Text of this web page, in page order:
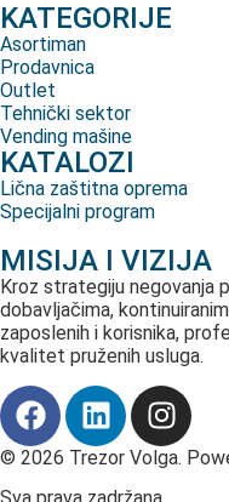
KATEGORIJE
Asortiman
Prodavnica
Outlet
Tehnički sektor
Vending mašine
KATALOZI
Lična zaštitna oprema
Specijalni program
MISIJA I VIZIJA
Kroz strategiju negovanja
dobavljačima,
zaposlenih i korisnika,
kvalitet pruženih usluga.
© 2026 Trezor Volga.